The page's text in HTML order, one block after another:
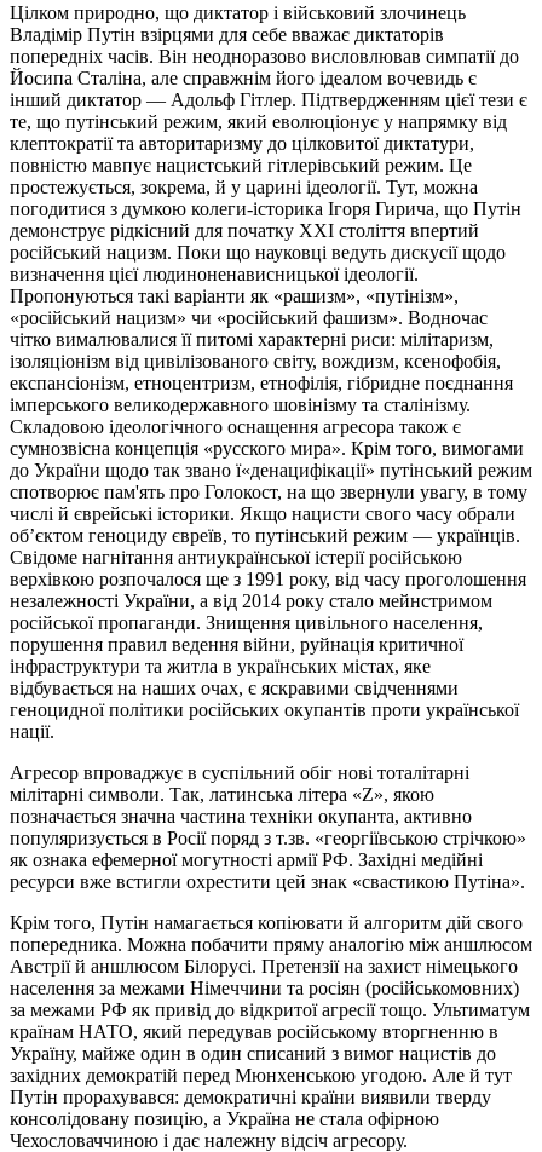
Цілком природно, що диктатор і військовий злочинець
Владімір Путін взірцями для себе вважає диктаторів
попередніх часів. Він неодноразово висловлював симпатії до
Йосипа Сталіна, але справжнім його ідеалом вочевидь є
інший диктатор — Адольф Гітлер. Підтвердженням цієї тези є
те, що путінський режим, який еволюціонує у напрямку від
клептократії та авторитаризму до цілковитої диктатури,
повністю мавпує нацистський гітлерівський режим. Це
простежується, зокрема, й у царині ідеології. Тут, можна
погодитися з думкою колеги-історика Ігоря Гирича, що Путін
демонструє рідкісний для початку ХХІ століття впертий
російський нацизм. Поки що науковці ведуть дискусії щодо
визначення цієї людиноненависницької ідеології.
Пропонуються такі варіанти як «рашизм», «путінізм»,
«російський нацизм» чи «російський фашизм». Водночас
чітко вималювалися її питомі характерні риси: мілітаризм,
ізоляціонізм від цивілізованого світу, вождизм, ксенофобія,
експансіонізм, етноцентризм, етнофілія, гібридне поєднання
імперського великодержавного шовінізму та сталінізму.
Складовою ідеологічного оснащення агресора також є
сумнозвісна концепція «русского мира». Крім того, вимогами
до України щодо так звано ї«денацифікації» путінський режим
спотворює пам'ять про Голокост, на що звернули увагу, в тому
числі й єврейські історики. Якщо нацисти свого часу обрали
об’єктом геноциду євреїв, то путінський режим — українців.
Свідоме нагнітання антиукраїнської істерії російською
верхівкою розпочалося ще з 1991 року, від часу проголошення
незалежності України, а від 2014 року стало мейнстримом
російської пропаганди. Знищення цивільного населення,
порушення правил ведення війни, руйнація критичної
інфраструктури та житла в українських містах, яке
відбувається на наших очах, є яскравими свідченнями
геноцидної політики російських окупантів проти української
нації.
Агресор впроваджує в суспільний обіг нові тоталітарні
мілітарні символи. Так, латинська літера «Z», якою
позначається значна частина техніки окупанта, активно
популяризується в Росії поряд з т.зв. «георгіївською стрічкою»
як ознака ефемерної могутності армії РФ. Західні медійні
ресурси вже встигли охрестити цей знак «свастикою Путіна».
Крім того, Путін намагається копіювати й алгоритм дій свого
попередника. Можна побачити пряму аналогію між аншлюсом
Австрії й аншлюсом Білорусі. Претензії на захист німецького
населення за межами Німеччини та росіян (російськомовних)
за межами РФ як привід до відкритої агресії тощо. Ультиматум
країнам НАТО, який передував російському вторгненню в
Україну, майже один в один списаний з вимог нацистів до
західних демократій перед Мюнхенською угодою. Але й тут
Путін прорахувався: демократичні країни виявили тверду
консолідовану позицію, а Україна не стала офірною
Чехословаччиною і дає належну відсіч агресору.